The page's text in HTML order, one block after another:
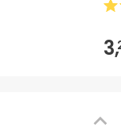
3,